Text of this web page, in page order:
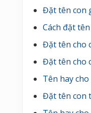
Đặt tên con
Cách đặt
Đặt tên cho
Đặt tên cho
Tên hay
Đặt tên con